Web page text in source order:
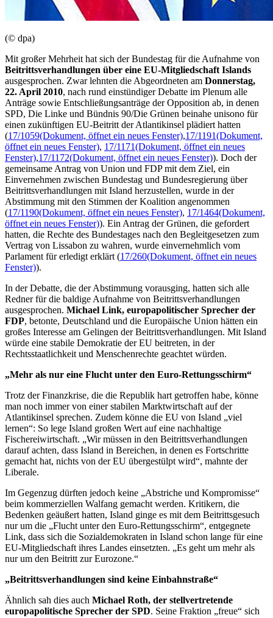
(© dpa)
Mit großer Mehrheit hat sich der Bundestag für die Aufnahme von
Beitrittsverhandlungen über eine EU-Mitgliedschaft Islands
ausgesprochen. Zwar lehnten die Abgeordneten am Donnerstag,
22. April 2010, nach rund einstündiger Debatte im Plenum alle
Anträge sowie Entschließungsanträge der Opposition ab, in denen
SPD, Die Linke und Bündnis 90/Die Grünen beinahe unisono für
einen zukünftigen EU-Beitritt der Atlantikinsel plädiert hatten
(17/1059(Dokument, öffnet ein neues Fenster),17/1191(Dokument,
öffnet ein neues Fenster), 17/1171(Dokument, öffnet ein neues
Fenster),17/1172(Dokument, öffnet ein neues Fenster)). Doch der
gemeinsame Antrag von Union und FDP mit dem Ziel, ein
Einvernehmen zwischen Bundestag und Bundesregierung über
Beitrittsverhandlungen mit Island herzustellen, wurde in der
Abstimmung mit den Stimmen der Koalition angenommen
(17/1190(Dokument, öffnet ein neues Fenster), 17/1464(Dokument,
öffnet ein neues Fenster)). Ein Antrag der Grünen, die gefordert
hatten, die Rechte des Bundestages nach den Begleitgesetzen zum
Vertrag von Lissabon zu wahren, wurde einvernehmlich vom
Parlament für erledigt erklärt (17/260(Dokument, öffnet ein neues
Fenster)).
In der Debatte, die der Abstimmung vorausging, hatten sich alle
Redner für die baldige Aufnahme von Beitrittsverhandlungen
ausgesprochen. Michael Link, europapolitischer Sprecher der
FDP, betonte, Deutschland und die Europäische Union hätten ein
großes Interesse am Gelingen der Beitrittsverhandlungen. Mit Island
würde eine stabile Demokratie der EU beitreten, in der
Rechtsstaatlichkeit und Menschenrechte geachtet würden.
„Mehr als nur eine Flucht unter den Euro-Rettungsschirm“
Trotz der Finanzkrise, die die Republik hart getroffen habe, könne
man noch immer von einer stabilen Marktwirtschaft auf der
Atlantikinsel sprechen. Zudem könne die EU von Island „viel
lernen“: So lege Island großen Wert auf eine nachhaltige
Fischereiwirtschaft. „Wir müssen in den Beitrittsverhandlungen
darauf achten, dass Island in Bereichen, in denen es Fortschritte
gemacht hat, nichts von der EU übergestülpt wird“, mahnte der
Liberale.
Im Gegenzug dürften jedoch keine „Abstriche und Kompromisse“
beim kommerziellen Walfang gemacht werden. Kritikern, die
Bedenken geäußert hatten, Island ginge es mit dem Beitrittsgesuch
nur um die „Flucht unter den Euro-Rettungsschirm“, entgegnete
Link, dass sich die Sozialdemokraten in Island schon lange für eine
EU-Mitgliedschaft ihres Landes einsetzten. „Es geht um mehr als
nur um den Beitritt zur Eurozone.“
„Beitrittsverhandlungen sind keine Einbahnstraße“
Ähnlich sah dies auch Michael Roth, der stellvertretende
europapolitische Sprecher der SPD. Seine Fraktion „freue“ sich